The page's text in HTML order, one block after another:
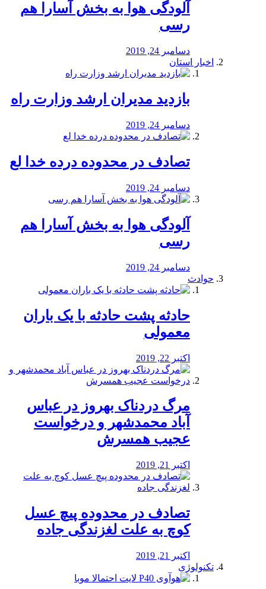
آلودگی هوا به بخش آسارا هم
رسی
دسامبر 24, 2019
اخبار استان
بازدید مدیران ارشد وزارت راه
دسامبر 24, 2019
تصادف در محدوده درده خدا لع
دسامبر 24, 2019
آلودگی هوا به بخش آسارا هم
رسی
دسامبر 24, 2019
حوادث
️حادثه پشت حادثه با یک باران
معمولی
اکتبر 22, 2019
مرگ دردناک بهروز در عباس
آباد محمدشهر و درخواست
عجیب همسرش
اکتبر 21, 2019
تصادف در محدوده پیچ عسل
کوچ به علت لغزندگی جاده
اکتبر 21, 2019
تکنولوژی